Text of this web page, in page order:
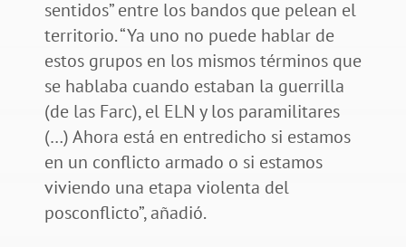
sentidos” entre los bandos que pelean el
territorio. “Ya uno no puede hablar de
estos grupos en los mismos términos que
se hablaba cuando estaban la guerrilla
(de las Farc), el ELN y los paramilitares
(…) Ahora está en entredicho si estamos
en un conflicto armado o si estamos
viviendo una etapa violenta del
posconflicto”, añadió.